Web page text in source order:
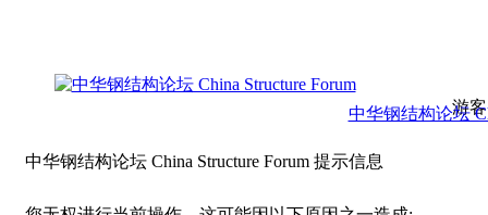
游
中华钢结构论坛
中华钢结构论坛 China Structure Forum 提示信息